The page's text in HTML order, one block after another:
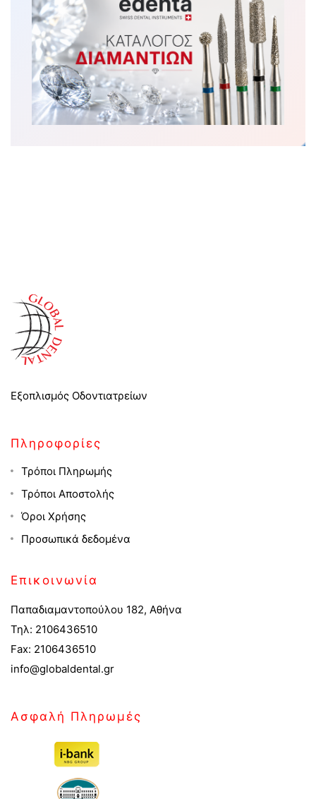
Εξοπλισμός Οδοντιατρείων
Πληροφορίες
Τρόποι Πληρωμής
Τρόποι Αποστολής
Όροι Χρήσης
Προσωπικά δεδομένα
Επικοινωνία
Παπαδιαμαντοπούλου 182, Αθήνα
Τηλ: 2106436510
Fax: 2106436510
info@globaldental.gr
Ασφαλή Πληρωμές